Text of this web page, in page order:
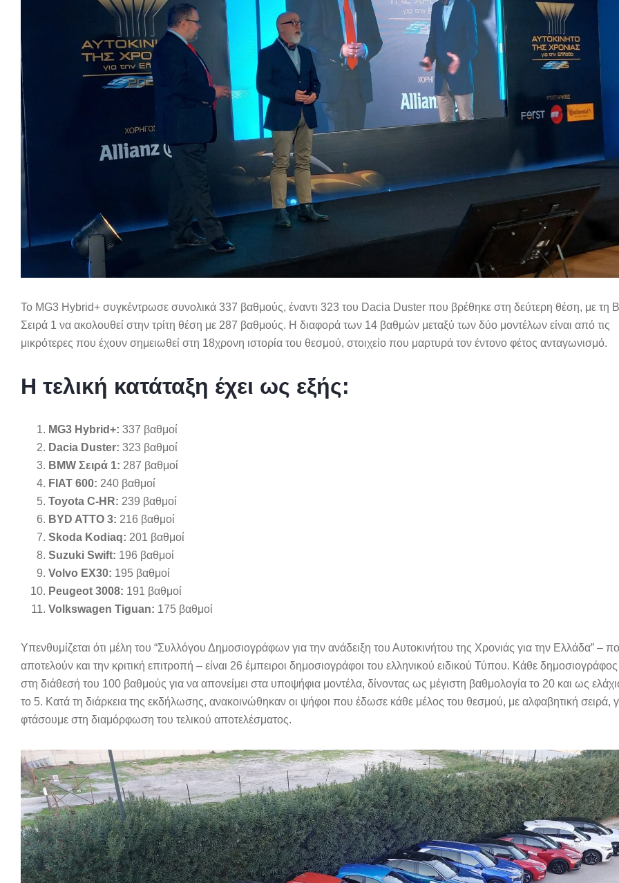
Το MG3 Hybrid+ συγκέντρωσε συνολικά 337 βαθμούς, έναντι 323 του Dacia Duster που βρέθηκε στη δεύτερη θέση, με τη
Σειρά 1 να ακολουθεί στην τρίτη θέση με 287 βαθμούς. Η διαφορά των 14 βαθμών μεταξύ των δύο μοντέλων είναι από τις
μικρότερες που έχουν σημειωθεί στη 18χρονη ιστορία του θεσμού, στοιχείο που μαρτυρά τον έντονο φέτος ανταγωνισμό.
Η τελική κατάταξη έχει ως εξής:
MG3 Hybrid+: 337 βαθμοί
Dacia Duster: 323 βαθμοί
BMW Σειρά 1: 287 βαθμοί
FIAT 600: 240 βαθμοί
Toyota C-HR: 239 βαθμοί
BYD ATTO 3: 216 βαθμοί
Skoda Kodiaq: 201 βαθμοί
Suzuki Swift: 196 βαθμοί
Volvo EX30: 195 βαθμοί
Peugeot 3008: 191 βαθμοί
Volkswagen Tiguan: 175 βαθμοί
Υπενθυμίζεται ότι μέλη του “Συλλόγου Δημοσιογράφων για την ανάδειξη του Αυτοκινήτου της Χρονιάς για την Ελλάδα” –
αποτελούν και την κριτική επιτροπή – είναι 26 έμπειροι δημοσιογράφοι του ελληνικού ειδικού Τύπου. Κάθε δημοσιογράφος
στη διάθεσή του 100 βαθμούς για να απονείμει στα υποψήφια μοντέλα, δίνοντας ως μέγιστη βαθμολογία το 20 και ως
το 5. Κατά τη διάρκεια της εκδήλωσης, ανακοινώθηκαν οι ψήφοι που έδωσε κάθε μέλος του θεσμού, με αλφαβητική σειρά,
φτάσουμε στη διαμόρφωση του τελικού αποτελέσματος.